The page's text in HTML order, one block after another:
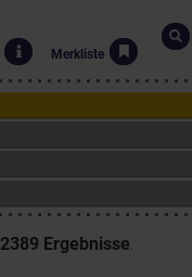
Merkliste
2389 Ergebnisse.